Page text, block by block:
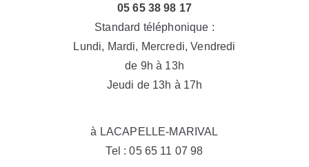
05 65 38 98 17
Standard téléphonique :
Lundi, Mardi, Mercredi, Vendredi
de 9h à 13h
Jeudi de 13h à 17h
à LACAPELLE-MARIVAL
Tel : 05 65 11 07 98